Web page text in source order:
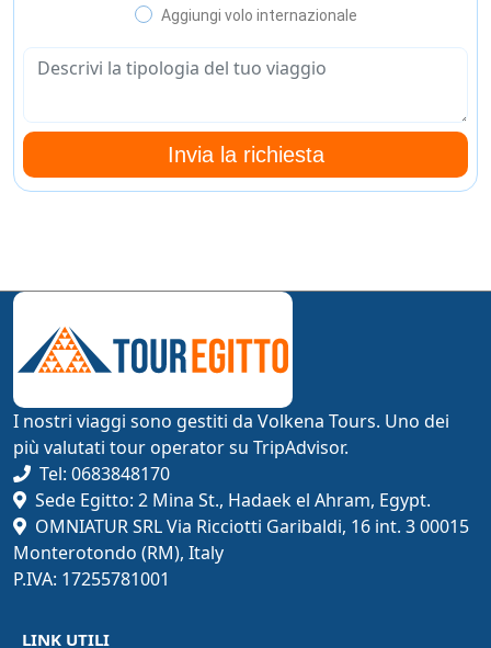
Aggiungi volo internazionale
Invia la richiesta
I nostri viaggi sono gestiti da Volkena Tours. Uno dei
più valutati tour operator su TripAdvisor.
Tel: 0683848170
Sede Egitto: 2 Mina St., Hadaek el Ahram, Egypt.
OMNIATUR SRL Via Ricciotti Garibaldi, 16 int. 3 00015
Monterotondo (RM), Italy
P.IVA: 17255781001
LINK UTILI